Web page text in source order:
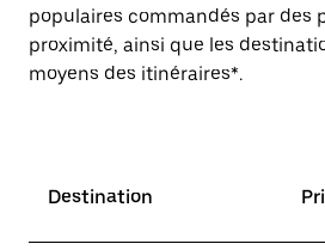
populaires commandés par des
proximité, ainsi que les
moyens des itinéraires*.
Destination